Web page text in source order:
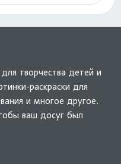
творчества детей и
раскраски для
и многое другое.
ваш досуг был